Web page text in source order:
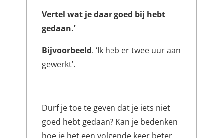
Vertel wat je daar goed bij hebt
gedaan.’
Bijvoorbeeld. ‘Ik heb er twee uur aan
gewerkt’.
Durf je toe te geven dat je iets niet
goed hebt gedaan? Kan je bedenken
hoe je het een volgende keer beter